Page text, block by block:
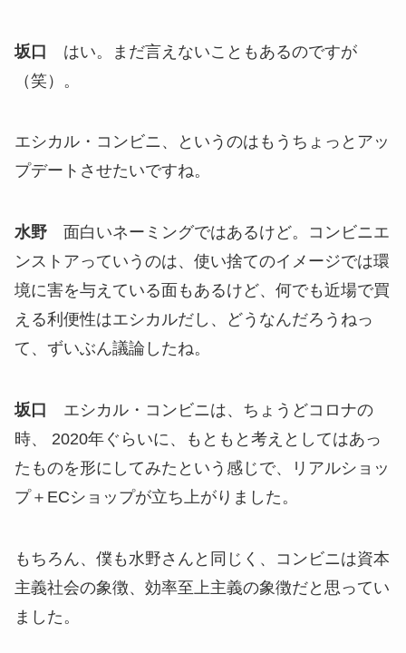
坂口 はい。まだ言えないこともあるのですが
（笑）。
エシカル・コンビニ、というのはもうちょっとアッ
プデートさせたいですね。
水野 面白いネーミングではあるけど。コンビニエ
ンストアっていうのは、使い捨てのイメージでは環
境に害を与えている面もあるけど、何でも近場で買
える利便性はエシカルだし、どうなんだろうねっ
て、ずいぶん議論したね。
坂口
エシカル・コンビニは、ちょうどコロナの
時、 2020年ぐらいに、もともと考えとしてはあっ
たものを形にしてみたという感じで、リアルショッ
プ＋ECショップが立ち上がりました。
もちろん、僕も水野さんと同じく、コンビニは資本
主義社会の象徴、効率至上主義の象徴だと思ってい
ました。